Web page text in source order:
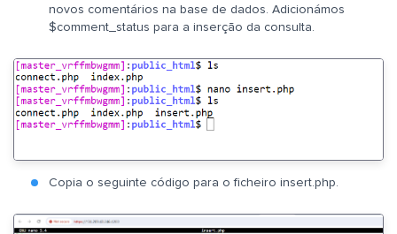
novos comentários na base de dados. Adicionámos
$comment_status para a inserção da consulta.
Copia o seguinte código para o ficheiro insert.php.